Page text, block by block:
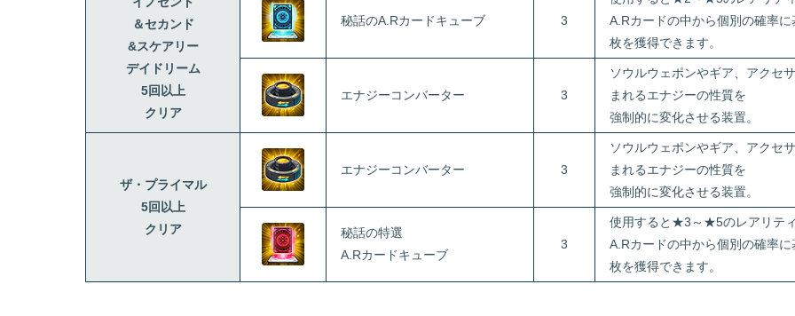
＆セカンド
&スケアリー
デイドリーム
5回以上
クリア
秘話のA.Rカードキューブ 3
A.Rカードの中から個別の確率に
枚を獲得できます。
エナジーコンバーター 3
ソウルウェポンやギア、アクセ
まれるエナジーの性質を
強制的に変化させる装置。
ザ・プライマル
5回以上
クリア
エナジーコンバーター 3
ソウルウェポンやギア、アクセ
まれるエナジーの性質を
強制的に変化させる装置。
秘話の特選
A.Rカードキューブ
3
使用すると★3～★5のレアリテ
A.Rカードの中から個別の確率に
枚を獲得できます。